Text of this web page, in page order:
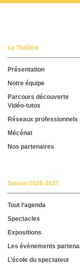
Le Théâtre
Présentation
Notre équipe
Parcours découverte
Vidéo-tutos
Réseaux professionnels
Mécénat
Nos partenaires
Saison 2026-2027
Tout l’agenda
Spectacles
Expositions
Les évènements
L’école du spectateur